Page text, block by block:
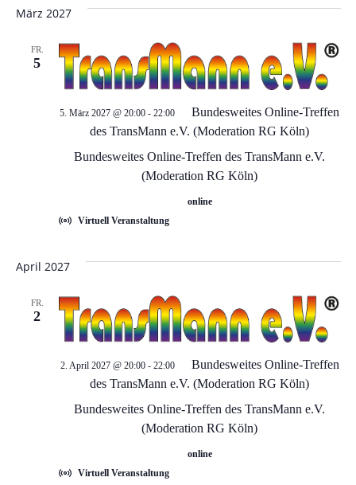
e
r
a
n
s
t
u
n
a
n
s
n
g
A
wählen.
März 2027
FR.
5
Bundesweites Online-Treffen des TransMann e.V.
(Moderation RG Köln)
5. März 2027 @ 20:00 - 22:00
Bundesweites Online-Treffen
des TransMann e.V. (Moderation RG Köln)
online
Virtuell Veranstaltung
April 2027
FR.
2
Bundesweites Online-Treffen des TransMann e.V.
(Moderation RG Köln)
2. April 2027 @ 20:00- 22:00
Bundesweites Online-Treffen
des TransMann e.V. (Moderation RG Köln)
online
Virtuell Veranstaltung